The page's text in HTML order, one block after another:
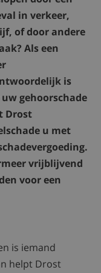
in verkeer,
of door andere
Als een
is
gehoorschade
Drost
u met
vrijblijvend
voor een
is iemand
helpt Drost